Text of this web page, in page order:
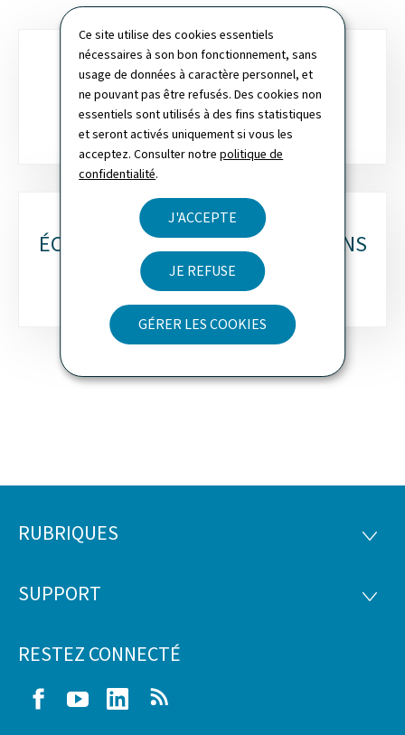
Ce site utilise des cookies essentiels
nécessaires à son bon fonctionnement, sans
usage de données à caractère personnel, et
ne pouvant pas être refusés. Des cookies non
essentiels sont utilisés à des fins statistiques
et seront activés uniquement si vous les
acceptez. Consulter notrepolitique de
confidentialité.
J'ACCEPTE
JE REFUSE
GÉRER LES COOKIES
rubriquesCONSOMMATION DANS LES
MÉNAGES
ÉCONOMIES D’EAU : DES SOLUTIONS
POSSIBLES
Pied
page
RUBRIQUES
SUPPORT
RESTEZ CONNECTÉ
FacebookYoutube LinkedIn